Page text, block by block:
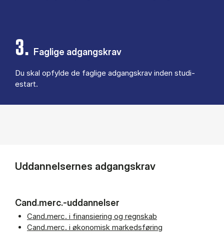
3. Faglige adgangskrav
Du skal op­fyl­de de fag­li­ge ad­gangs­krav in­den stu­di­
estart.
Uddannelsernes adgangskrav
Cand.merc.-uddannelser
Cand.merc. i finansiering og regnskab
Cand.merc. i økonomisk markedsføring